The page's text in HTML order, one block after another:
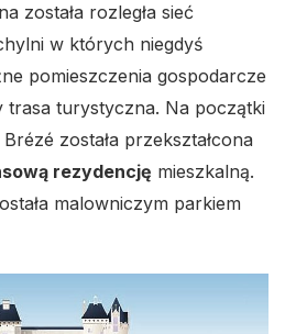
została rozległa sieć
w których niegdyś
pomieszczenia gospodarcze
trasa turystyczna. Na początki
została przekształcona
rezydencję mieszkalną.
malowniczym parkiem